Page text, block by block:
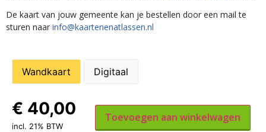
De kaart van jouw gemeente kan je bestellen door een mail te
sturen naar info@kaartenenatlassen.nl
Wandkaart Digitaal
€ 40,00
incl. 21% BTW
Toevoegen aan winkelwagen